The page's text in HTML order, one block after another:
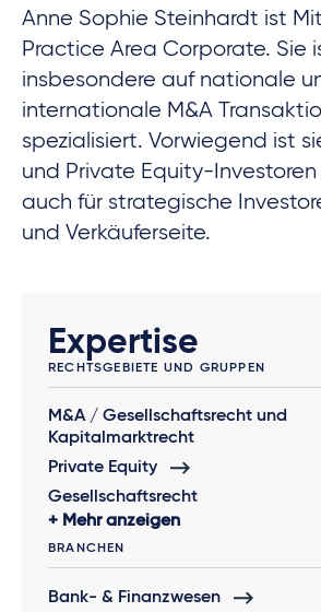
Anne Sophie Steinhardt ist
Practice Area Corporate. Sie
insbesondere auf nationale
internationale M&A
spezialisiert. Vorwiegend ist
und Private Equity-
auch für strategische
und Verkäuferseite.
Expertise
RECHTSGEBIETE UND GRUPPEN
M&A / Gesellschaftsrecht und
Kapitalmarktrecht
Private Equity
Gesellschaftsrecht
Mehr anzeigen
BRANCHEN
Bank- & Finanzwesen